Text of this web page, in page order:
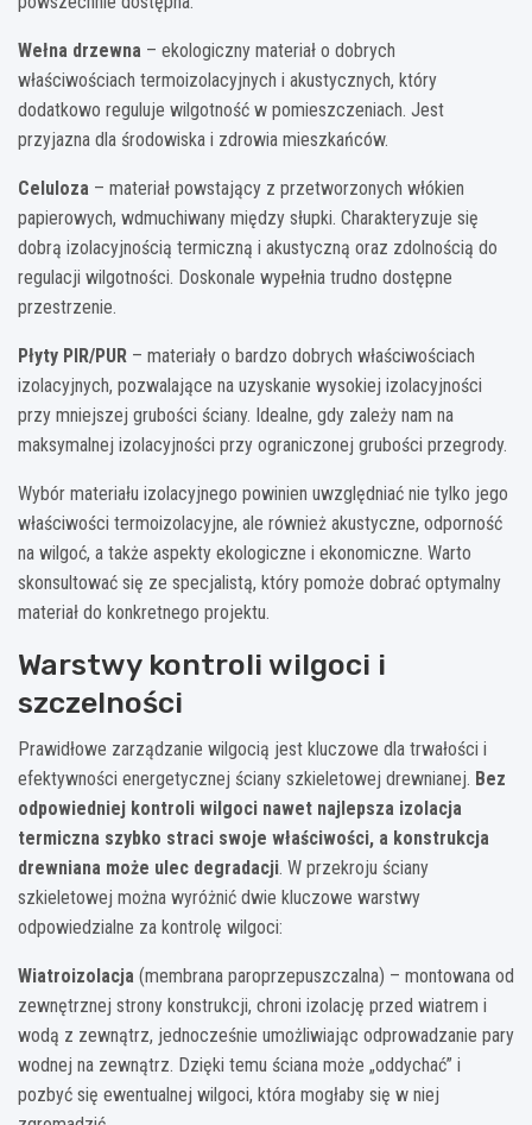
Wełna drzewna – ekologiczny materiał o dobrych
właściwościach termoizolacyjnych i akustycznych, który
dodatkowo reguluje wilgotność w pomieszczeniach. Jest
przyjazna dla środowiska i zdrowia mieszkańców.
Celuloza – materiał powstający z przetworzonych włókien
papierowych, wdmuchiwany między słupki. Charakteryzuje się
dobrą izolacyjnością termiczną i akustyczną oraz zdolnością do
regulacji wilgotności. Doskonale wypełnia trudno dostępne
przestrzenie.
Płyty PIR/PUR – materiały o bardzo dobrych właściwościach
izolacyjnych, pozwalające na uzyskanie wysokiej izolacyjności
przy mniejszej grubości ściany. Idealne, gdy zależy nam na
maksymalnej izolacyjności przy ograniczonej grubości przegrody.
Wybór materiału izolacyjnego powinien uwzględniać nie tylko jego
właściwości termoizolacyjne, ale również akustyczne, odporność
na wilgoć, a także aspekty ekologiczne i ekonomiczne. Warto
skonsultować się ze specjalistą, który pomoże dobrać optymalny
materiał do konkretnego projektu.
Warstwy kontroli wilgoci i
szczelności
Prawidłowe zarządzanie wilgocią jest kluczowe dla trwałości i
efektywności energetycznej ściany szkieletowej drewnianej. Bez
odpowiedniej kontroli wilgoci nawet najlepsza izolacja
termiczna szybko straci swoje właściwości, a konstrukcja
drewniana może ulec degradacji. W przekroju ściany
szkieletowej można wyróżnić dwie kluczowe warstwy
odpowiedzialne za kontrolę wilgoci:
Wiatroizolacja (membrana paroprzepuszczalna) – montowana od
zewnętrznej strony konstrukcji, chroni izolację przed wiatrem i
wodą z zewnątrz, jednocześnie umożliwiając odprowadzanie pary
wodnej na zewnątrz. Dzięki temu ściana może „oddychać” i
pozbyć się ewentualnej wilgoci, która mogłaby się w niej